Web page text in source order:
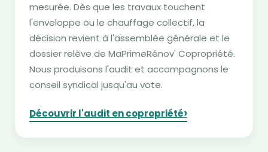
mesurée. Dès que les travaux touchent
l'enveloppe ou le chauffage collectif, la
décision revient à l'assemblée générale et le
dossier relève de MaPrimeRénov' Copropriété.
Nous produisons l'audit et accompagnons le
conseil syndical jusqu'au vote.
Découvrir l'audit en copropriété›